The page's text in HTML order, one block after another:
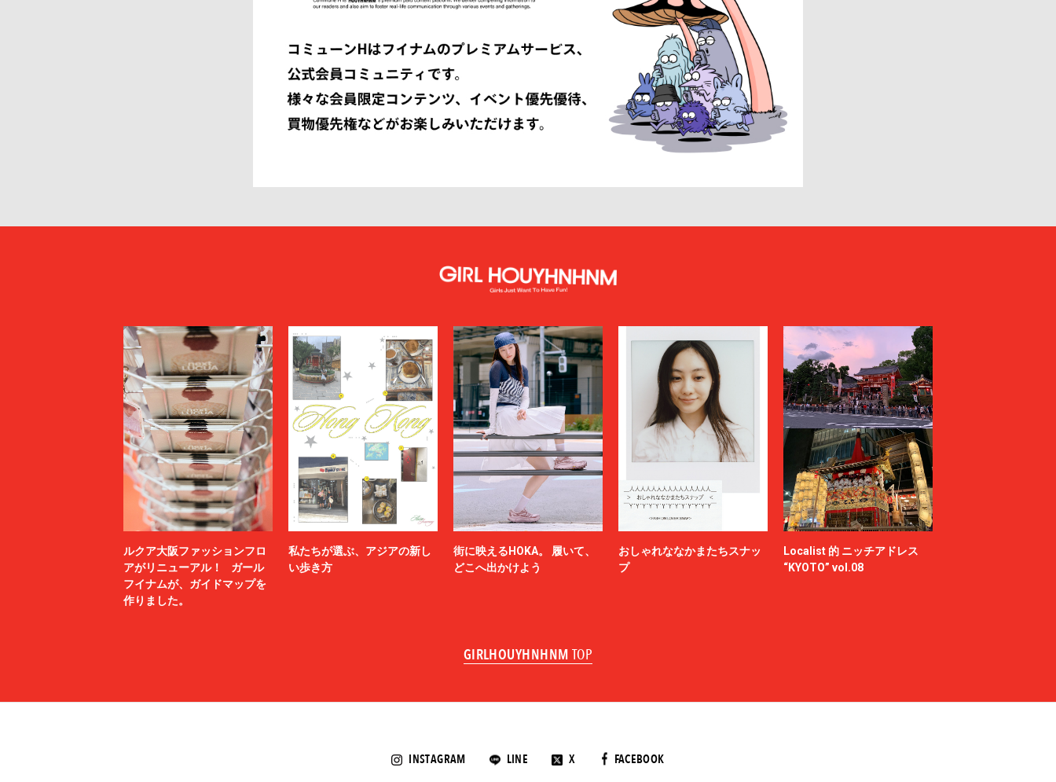
ルクア大阪ファッションフロ
アがリニューアル！ ガール
フイナムが、ガイドマップを
作りました。
私たちが選ぶ、アジアの新し
い歩き方
街に映えるHOKA。 履いて、
どこへ出かけよう
おしゃれななかまたちスナッ
プ
Localist 的 ニッチアドレス
“KYOTO” vol.08
GIRLHOUYHNHNM TOP
INSTAGRAM LINE X FACEBOOK